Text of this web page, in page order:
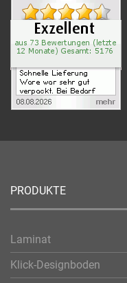
PRODUKTE
Laminat
Klick-Designboden